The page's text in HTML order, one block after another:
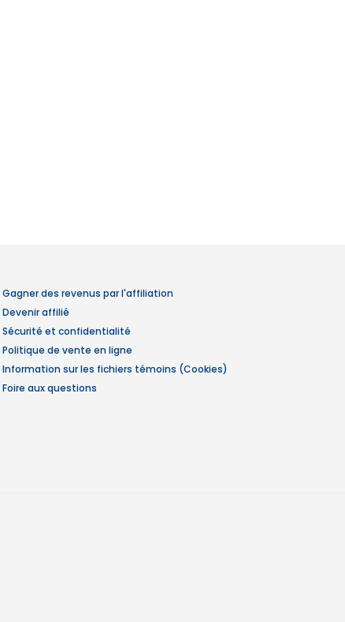
Gagner des revenus par l'affiliation
Devenir affilié
Sécurité et confidentialité
Politique de vente en ligne
Information sur les fichiers témoins (Cookies)
Foire aux questions